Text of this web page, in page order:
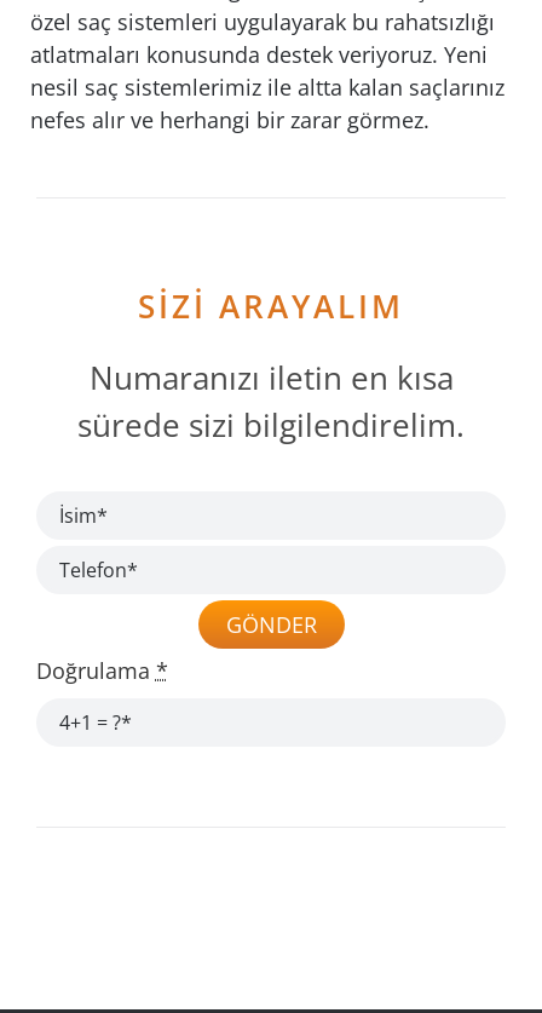
özel saç sistemleri uygulayarak bu rahatsızlığı
atlatmaları konusunda destek veriyoruz. Yeni
nesil saç sistemlerimiz ile altta kalan saçlarınız
nefes alır ve herhangi bir zarar görmez.
SİZİ ARAYALIM
Numaranızı iletin en kısa
sürede sizi bilgilendirelim.
GÖNDER
Doğrulama *